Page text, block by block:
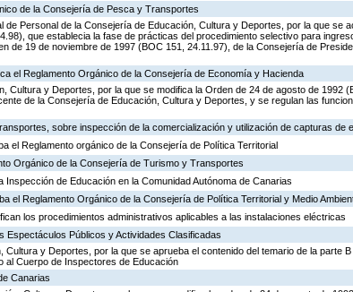
de la Consejería de Pesca y Transportes
de Personal de la Consejería de Educación, Cultura y Deportes, por la que se
que establecia la fase de prácticas del procedimiento selectivo para
de 19 de noviembre de 1997 (BOC 151, 24.11.97), de la Consejería de
el Reglamento Orgánico de la Consejería de Economía y Hacienda
Cultura y Deportes, por la que se modifica la Orden de 24 de agosto de 1992
de la Consejería de Educación, Cultura y Deportes, y se regulan las
sobre inspección de la comercialización y utilización de capturas de
el Reglamento orgánico de la Consejería de Política Territorial
Orgánico de la Consejería de Turismo y Transportes
de Educación en la Comunidad Autónoma de Canarias
el Reglamento Orgánico de la Consejería de Política Territorial y Medio
los procedimientos administrativos aplicables a las instalaciones eléctricas
Espectáculos Públicos y Actividades Clasificadas
y Deportes, por la que se aprueba el contenido del temario de la parte
al Cuerpo de Inspectores de Educación
Canarias